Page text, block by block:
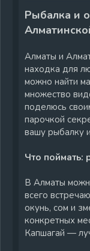
Рыбалка и
Алматы и
находка для
можно найти
множество
поделюсь
парочкой
вашу рыбалку
Что поймать:
В Алматы
всего
окунь, сом и
конкретных
Капшагай —